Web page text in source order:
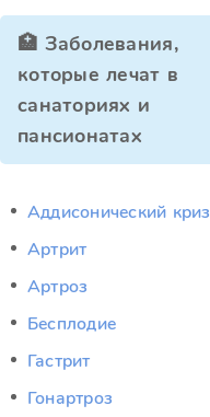
🏥 Заболевания,
которые лечат в
санаториях и
пансионатах
Аддисонический криз
Артрит
Артроз
Бесплодие
Гастрит
Гонартроз